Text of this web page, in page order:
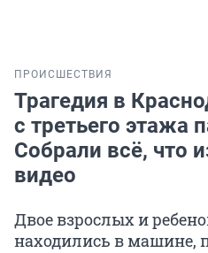
ПРОИСШЕСТВИЯ
Трагедия в
с третьего этажа
Собрали всё, что
видео
Двое взрослых и
находились в машине,